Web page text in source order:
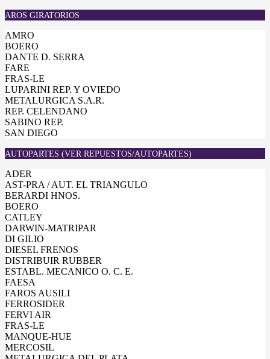
AROS GIRATORIOS
AMRO
BOERO
DANTE D. SERRA
FARE
FRAS-LE
LUPARINI REP. Y OVIEDO
METALURGICA S.A.R.
REP. CELENDANO
SABINO REP.
SAN DIEGO
AUTOPARTES (VER REPUESTOS/AUTOPARTES)
ADER
AST-PRA / AUT. EL TRIANGULO
BERARDI HNOS.
BOERO
CATLEY
DARWIN-MATRIPAR
DI GILIO
DIESEL FRENOS
DISTRIBUIR RUBBER
ESTABL. MECANICO O. C. E.
FAESA
FAROS AUSILI
FERROSIDER
FERVI AIR
FRAS-LE
MANQUE-HUE
MERCOSIL